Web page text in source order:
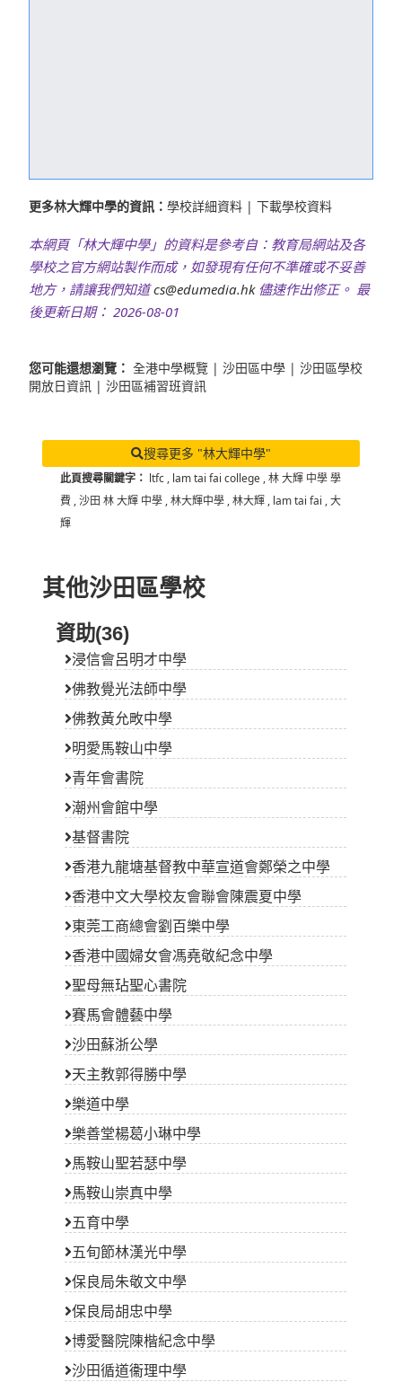
更多林大輝中學的資訊： 學校詳細資料 | 下載學校資料
本網頁「林大輝中學」的資料是參考自：教育局網站及各
學校之官方網站製作而成，如發現有任何不準確或不妥善
地方，請讓我們知道cs@edumedia.hk儘速作出修正。 最
後更新日期： 2026-08-01
您可能還想瀏覽： 全港中學概覽 | 沙田區中學 | 沙田區學校
開放日資訊 | 沙田區補習班資訊
搜尋更多 "林大輝中學"
此頁搜尋關鍵字： ltfc , lam tai fai college ,林 大輝 中學 學
費 ,沙田 林 大輝 中學 ,林大輝中學 ,林大輝 , lam tai fai ,大
輝
其他沙田區學校
資助(36)
浸信會呂明才中學
佛教覺光法師中學
佛教黃允畋中學
明愛馬鞍山中學
青年會書院
潮州會館中學
基督書院
香港九龍塘基督教中華宣道會鄭榮之中學
香港中文大學校友會聯會陳震夏中學
東莞工商總會劉百樂中學
香港中國婦女會馮堯敬紀念中學
聖母無玷聖心書院
賽馬會體藝中學
沙田蘇浙公學
天主教郭得勝中學
樂道中學
樂善堂楊葛小琳中學
馬鞍山聖若瑟中學
馬鞍山崇真中學
五育中學
五旬節林漢光中學
保良局朱敬文中學
保良局胡忠中學
博愛醫院陳楷紀念中學
沙田循道衞理中學